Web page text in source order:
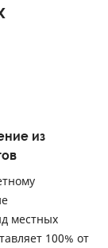
из
местных
100% от